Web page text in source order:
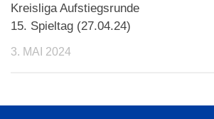
Kreisliga Aufstiegsrunde
15. Spieltag (27.04.24)
3. MAI 2024